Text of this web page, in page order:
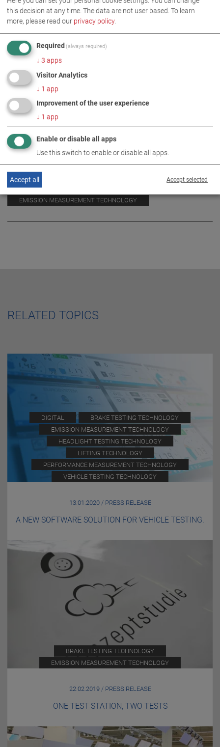
EMISSION MEASUREMENT TECHNOLOGY
RELATED TOPICS
DIGITAL
BRAKE TESTING TECHNOLOGY
EMISSION MEASUREMENT TECHNOLOGY
HEADLIGHT TESTING TECHNOLOGY
LIFTING TECHNOLOGY
PERFORMANCE MEASUREMENT TECHNOLOGY
VEHICLE TESTING TECHNOLOGY
13.01.2020 / PRESS RELEASE
A NEW SOFTWARE SOLUTION FOR VEHICLE TESTING.
BRAKE TESTING TECHNOLOGY
EMISSION MEASUREMENT TECHNOLOGY
22.02.2019 / PRESS RELEASE
ONE TEST STATION, TWO TESTS
this decision at any time. The data are not user based. To learn
more, please read our privacy policy.
Required (always required)
↓ 3 apps
Visitor Analytics
↓ 1 app
Improvement of the user experience
↓ 1 app
Enable or disable all apps
Use this switch to enable or disable all apps.
Accept selected
Accept all